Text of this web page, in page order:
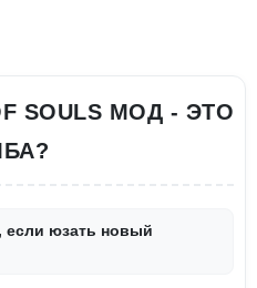
SOULS МОД - ЭТО
если юзать новый